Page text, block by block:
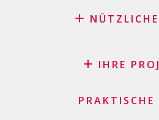
Antrag auf
Wichtige
IHRE
PRAKTISCHE